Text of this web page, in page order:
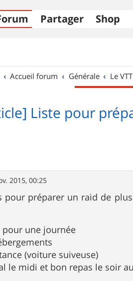
Partager Shop
Accueil forum Générale Le VTT
Liste pour
2015, 00:25
pour préparer un raid de
une journée
(voiture suiveuse)
le midi et bon repas le soir